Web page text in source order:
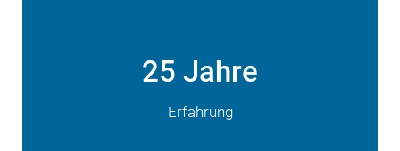
25 Jahre
Erfahrung